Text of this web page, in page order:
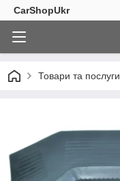
CarShopUkr
Товари та послуги